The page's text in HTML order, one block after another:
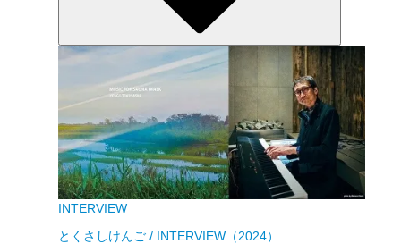
INTERVIEW
とくさしけんご / INTERVIEW（2024）